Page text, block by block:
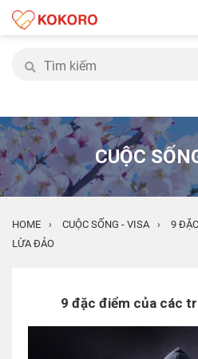
CUỘC
HOME › CUỘC SỐNG - VISA ›
9
LỪA ĐẢO
9 đặc điểm của các